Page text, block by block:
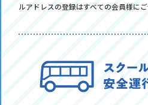
ルアドレスの登録はすべての会員様にご